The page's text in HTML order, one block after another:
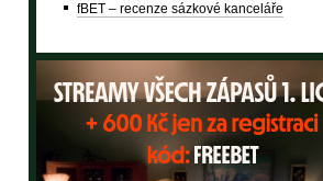
fBET – recenze sázkové kanceláře